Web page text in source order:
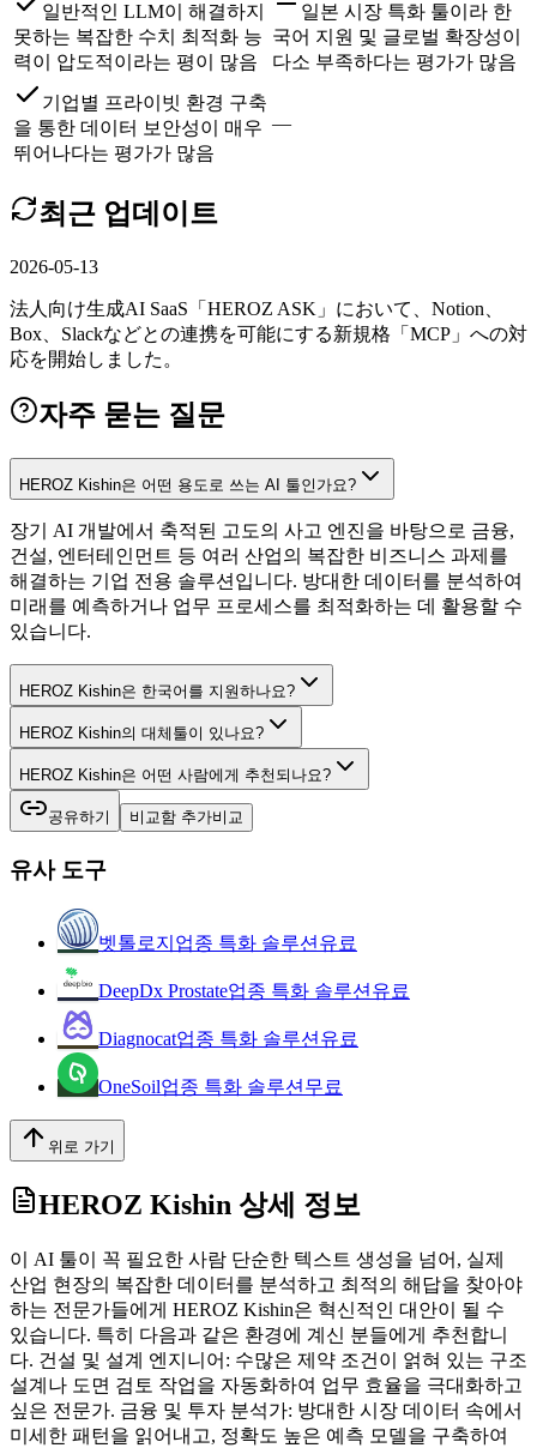
일반적인 LLM이 해결하지
못하는 복잡한 수치 최적화 능
력이 압도적이라는 평이 많음
일본 시장 특화 툴이라 한
국어 지원 및 글로벌 확장성이
다소 부족하다는 평가가 많음
기업별 프라이빗 환경 구축
을 통한 데이터 보안성이 매우
뛰어나다는 평가가 많음
—
최근 업데이트
2026-05-13
法人向け生成AI SaaS「HEROZ ASK」において、Notion、
Box、Slackなどとの連携を可能にする新規格「MCP」への対
応を開始しました。
자주 묻는 질문
HEROZ Kishin은 어떤 용도로 쓰는 AI 툴인가요?
장기 AI 개발에서 축적된 고도의 사고 엔진을 바탕으로 금융,
건설, 엔터테인먼트 등 여러 산업의 복잡한 비즈니스 과제를
해결하는 기업 전용 솔루션입니다. 방대한 데이터를 분석하여
미래를 예측하거나 업무 프로세스를 최적화하는 데 활용할 수
있습니다.
HEROZ Kishin은 한국어를 지원하나요?
HEROZ Kishin의 대체툴이 있나요?
HEROZ Kishin은 어떤 사람에게 추천되나요?
공유하기 비교함 추가비교
유사 도구
벳톨로지 업종 특화 솔루션 유료
DeepDx Prostate업종 특화 솔루션 유료
Diagnocat업종 특화 솔루션 유료
OneSoil업종 특화 솔루션 무료
위로 가기
HEROZ Kishin 상세 정보
이 AI 툴이 꼭 필요한 사람 단순한 텍스트 생성을 넘어, 실제
산업 현장의 복잡한 데이터를 분석하고 최적의 해답을 찾아야
하는 전문가들에게 HEROZ Kishin은 혁신적인 대안이 될 수
있습니다. 특히 다음과 같은 환경에 계신 분들에게 추천합니
다. 건설 및 설계 엔지니어: 수많은 제약 조건이 얽혀 있는 구조
설계나 도면 검토 작업을 자동화하여 업무 효율을 극대화하고
싶은 전문가. 금융 및 투자 분석가: 방대한 시장 데이터 속에서
미세한 패턴을 읽어내고, 정확도 높은 예측 모델을 구축하여